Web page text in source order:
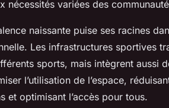
nécessités variées des
naissante puise ses racines
Les infrastructures sportives
sports, mais intègrent aussi
l’utilisation de l’espace,
et optimisant l’accès pour tous.